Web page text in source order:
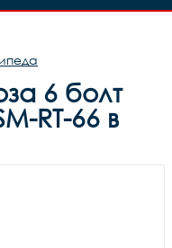
6 болт
RT-66 в